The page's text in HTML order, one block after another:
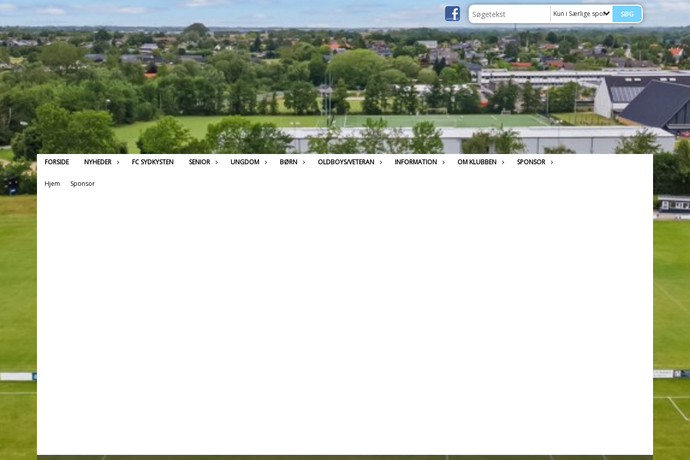
Kun i Særlige sponsorer
FORSIDE NYHEDER FC SYDKYSTEN SENIOR UNGDOM BØRN OLDBOYS/VETERAN INFORMATION OM KLUBBEN SPONSOR
Hjem Sponsor